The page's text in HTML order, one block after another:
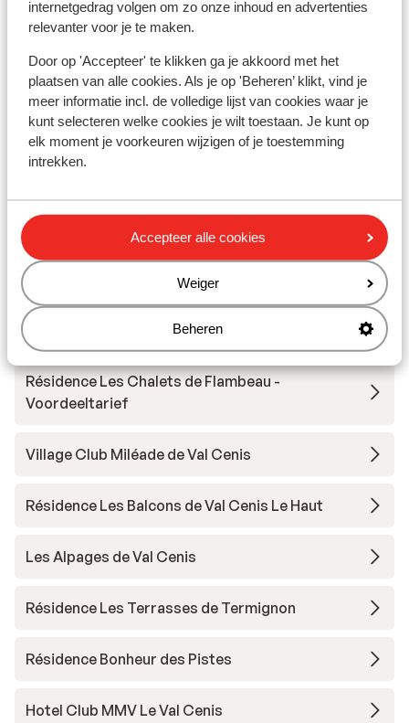
internetgedrag volgen om zo onze inhoud en advertenties
relevanter voor je te maken.
Door op 'Accepteer' te klikken ga je akkoord met het
plaatsen van alle cookies. Als je op 'Beheren’ klikt, vind je
meer informatie incl. de volledige lijst van cookies waar je
kunt selecteren welke cookies je wilt toestaan. Je kunt op
elk moment je voorkeuren wijzigen of je toestemming
intrekken.
Accepteer alle cookies
Weiger
Beheren
Skilessen
Skimateriaal
Andere accommodaties in Val Cenis
Hôtel Saint Charles
Résidence Les Balcons de Val Cenis Village
Résidence Les Chalets de Flambeau
Résidence Les Chalets de Flambeau -
Voordeeltarief
Village Club Miléade de Val Cenis
Résidence Les Balcons de Val Cenis Le Haut
Les Alpages de Val Cenis
Résidence Les Terrasses de Termignon
Résidence Bonheur des Pistes
Hotel Club MMV Le Val Cenis